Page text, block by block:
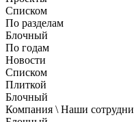
Списком
По разделам
Блочный
По годам
Новости
Списком
Плиткой
Блочный
Компания \ Наши